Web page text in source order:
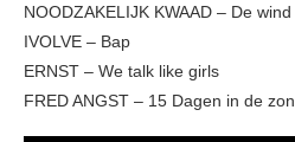
NOODZAKELIJK KWAAD – De wind
IVOLVE – Bap
ERNST – We talk like girls
FRED ANGST – 15 Dagen in de zon